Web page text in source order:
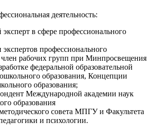
деятельность:
в сфере профессионального
профессионального
член рабочих групп при Минпросвещения
федеральной образовательной
образования, Концепции
образования;
Международной академии наук
образования
совета МПГУ и Факультета
и психологии.